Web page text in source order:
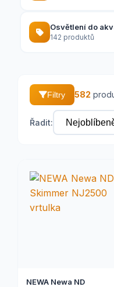
Osvětlení do
142 produktů
Filtry 582
Řadit:
NEWA Newa ND